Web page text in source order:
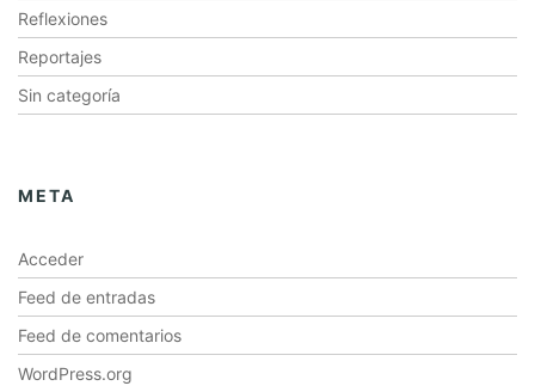
Reflexiones
Reportajes
Sin categoría
META
Acceder
Feed de entradas
Feed de comentarios
WordPress.org